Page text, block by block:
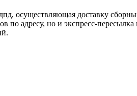
осуществляющая доставку
по адресу, но и экспресс-